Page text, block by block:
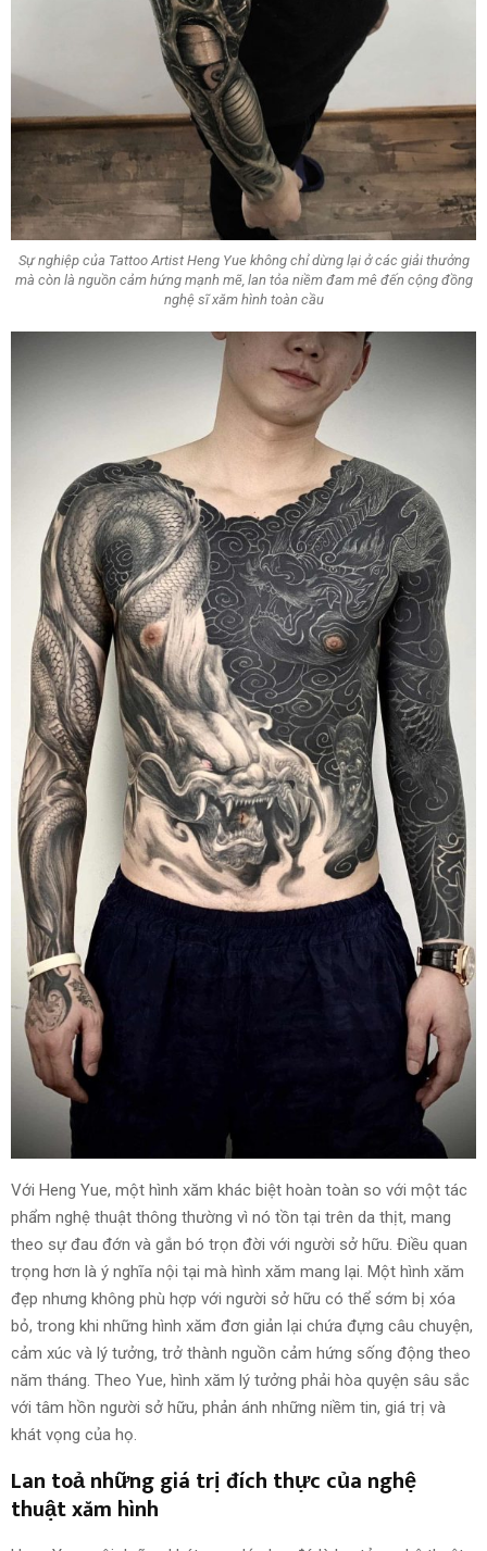
Sự nghiệp của Tattoo Artist Heng Yue không chỉ dừng lại ở các giải thưởng
mà còn là nguồn cảm hứng mạnh mẽ, lan tỏa niềm đam mê đến cộng đồng
nghệ sĩ xăm hình toàn cầu
Với Heng Yue, một hình xăm khác biệt hoàn toàn so với một tác
phẩm nghệ thuật thông thường vì nó tồn tại trên da thịt, mang
theo sự đau đớn và gắn bó trọn đời với người sở hữu. Điều quan
trọng hơn là ý nghĩa nội tại mà hình xăm mang lại. Một hình xăm
đẹp nhưng không phù hợp với người sở hữu có thể sớm bị xóa
bỏ, trong khi những hình xăm đơn giản lại chứa đựng câu chuyện,
cảm xúc và lý tưởng, trở thành nguồn cảm hứng sống động theo
năm tháng. Theo Yue, hình xăm lý tưởng phải hòa quyện sâu sắc
với tâm hồn người sở hữu, phản ánh những niềm tin, giá trị và
khát vọng của họ.
Lan toả những giá trị đích thực của nghệ
thuật xăm hình